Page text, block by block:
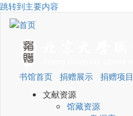
跳转到主要内容
书馆首页 捐赠展示 捐赠项目
文献资源
馆藏资源